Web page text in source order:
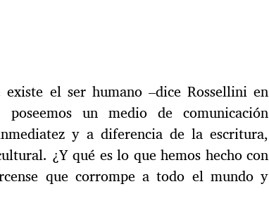
el ser humano –dice Rossellini en
un medio de comunicación
y a diferencia de la escritura,
¿Y qué es lo que hemos hecho con
que corrompe a todo el mundo y